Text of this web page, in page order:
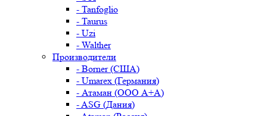
- Tanfoglio
- Taurus
- Uzi
- Walther
Производители
- Borner (США)
- Umarex (Германия)
- Атаман (ООО А+А)
- ASG (Дания)